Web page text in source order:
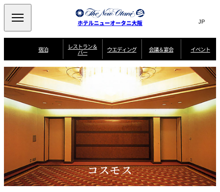
ホテルニューオータニ大阪 Search
サ
ト
内
検
索
窓
を
開
言
切
替
え
メ
ニ
ュ
ー
を
開
閉
JP(日本語)
EN
中文(简) (中文(简))
한국어(한국어)
Select Language▼
宿泊
宿
泊
プ
ラ
一
覧
サ
ー
ガ
イ
ド
スイート・エグゼ
クティブフロアの
レストラン＆
バー
西洋料理
SAKURA
日本料理
けやき 季処 一心
麺処
乾山
叙々苑 游玄亭
花外楼 大坂城
店 藤尾
中国料理
ウエディング
ウ
エ
デ
ィ
ン
グ
ニューオータニウ
エディングの魅力
ウ
グ
ス
タ
イ
ル
新着情報
料理・ケーキ
ム
ー
ビ
ドレスブランド
「ituwa（いつ
わ）」
来
館
予
会議＆宴会
会
議
＆
宴
会
場
一
覧
プ
ン
一
お料
宴
会
予
・
お
問
合
せ
フ
イベント
コスモス